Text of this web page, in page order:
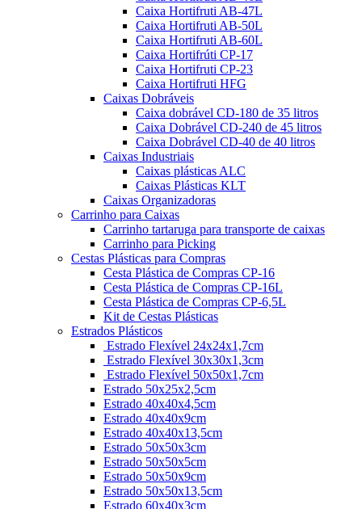
Caixa Hortifruti AB-47L
Caixa Hortifruti AB-50L
Caixa Hortifruti AB-60L
Caixa Hortifrúti CP-17
Caixa Hortifruti CP-23
Caixa Hortifruti HFG
Caixas Dobráveis
Caixa dobrável CD-180 de 35 litros
Caixa Dobrável CD-240 de 45 litros
Caixa Dobrável CD-40 de 40 litros
Caixas Industriais
Caixas plásticas ALC
Caixas Plásticas KLT
Caixas Organizadoras
Carrinho para Caixas
Carrinho tartaruga para transporte de caixas
Carrinho para Picking
Cestas Plásticas para Compras
Cesta Plástica de Compras CP-16
Cesta Plástica de Compras CP-16L
Cesta Plástica de Compras CP-6,5L
Kit de Cestas Plásticas
Estrados Plásticos
Estrado Flexível 24x24x1,7cm
Estrado Flexível 30x30x1,3cm
Estrado Flexível 50x50x1,7cm
Estrado 50x25x2,5cm
Estrado 40x40x4,5cm
Estrado 40x40x9cm
Estrado 40x40x13,5cm
Estrado 50x50x3cm
Estrado 50x50x5cm
Estrado 50x50x9cm
Estrado 50x50x13,5cm
Estrado 60x40x3cm